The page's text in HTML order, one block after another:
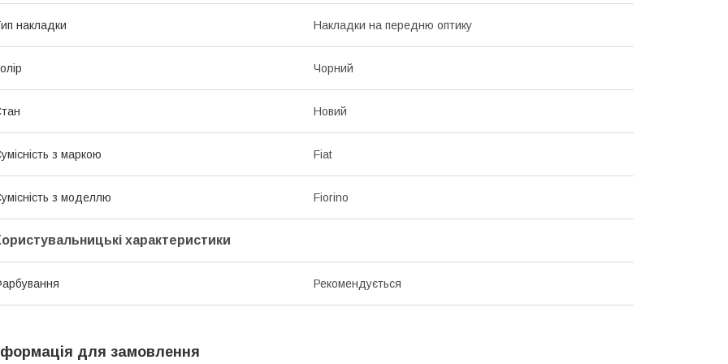
накладки Накладки на передню оптику
Чорний
Новий
з маркою Fiat
з моделлю Fiorino
характеристики
Рекомендується
для замовлення